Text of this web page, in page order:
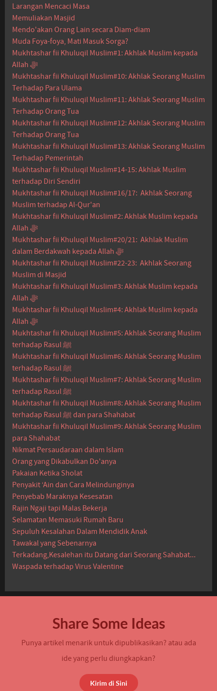
Larangan Mencaci Masa
Memuliakan Masjid
Mendo'akan Orang Lain secara Diam-diam
Muda Foya-foya, Mati Masuk Sorga?
Mukhtashar fii Khuluqil Muslim#1: Akhlak Muslim kepada
Allah ﷻ
Mukhtashar fii Khuluqil Muslim#10: Akhlak Seorang Muslim
Terhadap Para Ulama
Mukhtashar fii Khuluqil Muslim#11: Akhlak Seorang Muslim
Terhadap Orang Tua
Mukhtashar fii Khuluqil Muslim#12: Akhlak Seorang Muslim
Terhadap Orang Tua
Mukhtashar fii Khuluqil Muslim#13: Akhlak Seorang Muslim
Terhadap Pemerintah
Mukhtashar fii Khuluqil Muslim#14-15: Akhlak Muslim
terhadap Diri Sendiri
Mukhtashar fii Khuluqil Muslim#16/17: Akhlak Seorang
Muslim terhadap Al-Qur'an
Mukhtashar fii Khuluqil Muslim#2: Akhlak Muslim kepada
Allah ﷻ
Mukhtashar fii Khuluqil Muslim#20/21: Akhlak Muslim
dalam Berdakwah kepada Allah ﷻ
Mukhtashar fii Khuluqil Muslim#22-23: Akhlak Seorang
Muslim di Masjid
Mukhtashar fii Khuluqil Muslim#3: Akhlak Muslim kepada
Allah ﷻ
Mukhtashar fii Khuluqil Muslim#4: Akhlak Muslim kepada
Allah ﷻ
Mukhtashar fii Khuluqil Muslim#5: Akhlak Seorang Muslim
terhadap Rasul ﷺ
Mukhtashar fii Khuluqil Muslim#6: Akhlak Seorang Muslim
terhadap Rasul ﷺ
Mukhtashar fii Khuluqil Muslim#7: Akhlak Seorang Muslim
terhadap Rasul ﷺ
Mukhtashar fii Khuluqil Muslim#8: Akhlak Seorang Muslim
terhadap Rasul ﷺ dan para Shahabat
Mukhtashar fii Khuluqil Muslim#9: Akhlak Seorang Muslim
para Shahabat
Nikmat Persaudaraan dalam Islam
Orang yang Dikabulkan Do'anya
Pakaian Ketika Sholat
Penyakit ‘Ain dan Cara Melindunginya
Penyebab Maraknya Kesesatan
Rajin Ngaji tapi Malas Bekerja
Selamatan Memasuki Rumah Baru
Sepuluh Kesalahan Dalam Mendidik Anak
Tawakal yang Sebenarnya
Terkadang,Kesalehan itu Datang dari Seorang Sahabat...
Waspada terhadap Virus Valentine
Share Some Ideas
Punya artikel menarik untuk dipublikasikan? atau ada
ide yang perlu diungkapkan?
Kirim di Sini